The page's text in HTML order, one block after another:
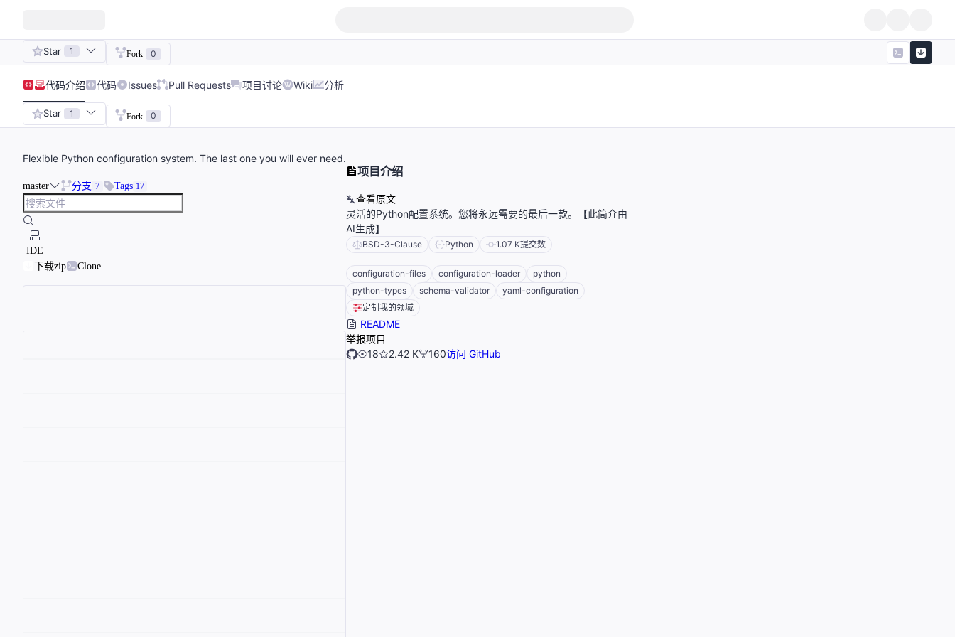
Star 1 Fork 0
代码介绍 代码 Issues Pull Requests 项目讨论 Wiki 分析
Star 1 Fork 0
Flexible Python configuration system. The last one you will ever need.
master 分支 7 Tags 17
IDE
下载zip
Clone
项目介绍
查看原文
灵活的Python配置系统。您将永远需要的最后一款。【此简介由
AI生成】
BSD-3-Clause Python 1.07 K提交数
configuration-files configuration-loader
python
python-types
schema-validator
yaml-configuration
定制我的领域
README
举报项目
18
2.42 K 160访问 GitHub